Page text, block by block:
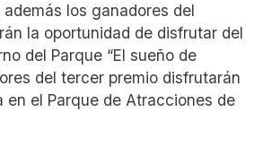
los ganadores del
la oportunidad de disfrutar del
del Parque “El sueño de
del tercer premio disfrutarán
en el Parque de Atracciones de